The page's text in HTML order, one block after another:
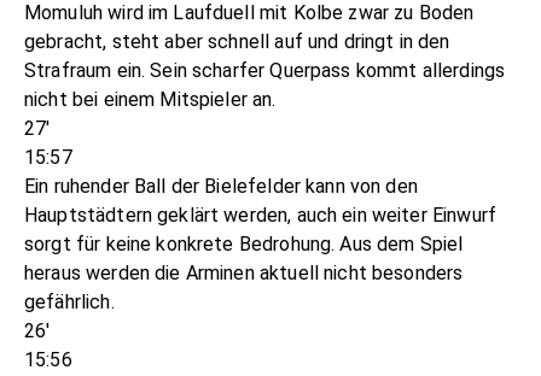
Momuluh wird im Laufduell mit Kolbe zwar zu Boden
gebracht, steht aber schnell auf und dringt in den
Strafraum ein. Sein scharfer Querpass kommt allerdings
nicht bei einem Mitspieler an.
27'
15:57
Ein ruhender Ball der Bielefelder kann von den
Hauptstädtern geklärt werden, auch ein weiter Einwurf
sorgt für keine konkrete Bedrohung. Aus dem Spiel
heraus werden die Arminen aktuell nicht besonders
gefährlich.
26'
15:56